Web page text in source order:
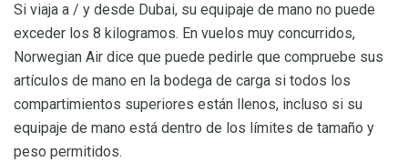
Si viaja a / y desde Dubai, su equipaje de mano no puede
exceder los 8 kilogramos. En vuelos muy concurridos,
Norwegian Air dice que puede pedirle que compruebe sus
artículos de mano en la bodega de carga si todos los
compartimientos superiores están llenos, incluso si su
equipaje de mano está dentro de los límites de tamaño y
peso permitidos.